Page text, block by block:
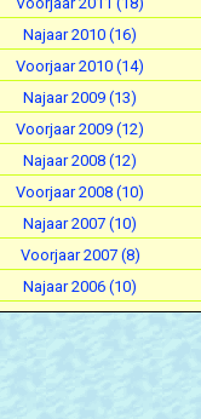
Najaar 2010 (16)
Voorjaar 2010 (14)
Najaar 2009 (13)
Voorjaar 2009 (12)
Najaar 2008 (12)
Voorjaar 2008 (10)
Najaar 2007 (10)
Voorjaar 2007 (8)
Najaar 2006 (10)